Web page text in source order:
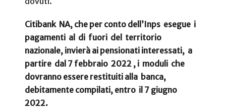
Citibank NA, che per conto dell’Inps esegue i
pagamenti al di fuori del territorio
nazionale, invierà ai pensionati interessati, a
partire dal 7 febbraio 2022 , i moduli che
dovranno essere restituiti alla banca,
debitamente compilati, entro il 7 giugno
2022.